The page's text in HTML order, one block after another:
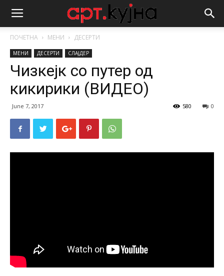
ПОЧЕТНА МЕНИ ДЕСЕРТИ
МЕНИ ДЕСЕРТИ СЛАЈДЕР
Чизкејк со путер од
кикирики (ВИДЕО)
June 7, 2017 0
580